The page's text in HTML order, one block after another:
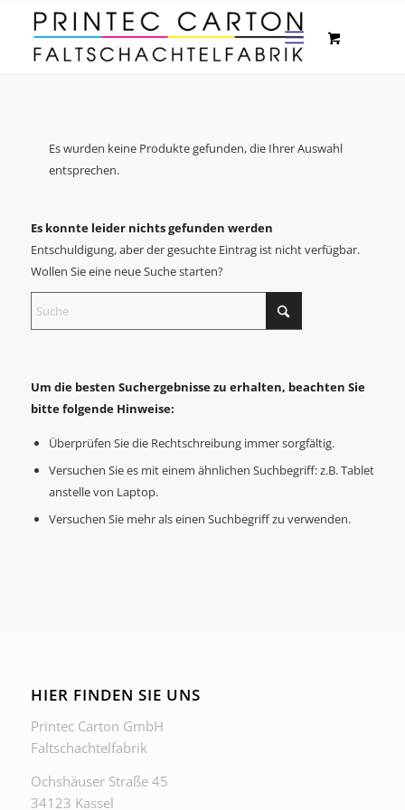
Es wurden keine Produkte gefunden, die Ihrer Auswahl
entsprechen.
Es konnte leider nichts gefunden werden
Entschuldigung, aber der gesuchte Eintrag ist nicht verfügbar.
Wollen Sie eine neue Suche starten?
Um die besten Suchergebnisse zu erhalten, beachten Sie
bitte folgende Hinweise:
Überprüfen Sie die Rechtschreibung immer sorgfältig.
Versuchen Sie es mit einem ähnlichen Suchbegriff: z.B. Tablet
anstelle von Laptop.
Versuchen Sie mehr als einen Suchbegriff zu verwenden.
HIER FINDEN SIE UNS
Printec Carton GmbH
Faltschachtelfabrik
Ochshäuser Straße 45
34123 Kassel